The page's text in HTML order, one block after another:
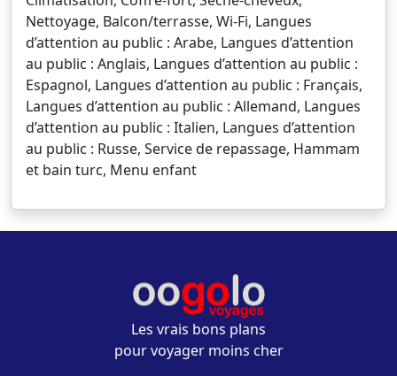
Nettoyage, Balcon/terrasse, Wi-Fi, Langues
d’attention au public : Arabe, Langues d’attention
au public : Anglais, Langues d’attention au public :
Espagnol, Langues d’attention au public : Français,
Langues d’attention au public : Allemand, Langues
d’attention au public : Italien, Langues d’attention
au public : Russe, Service de repassage, Hammam
et bain turc, Menu enfant
Les vrais bons plans
pour voyager moins cher